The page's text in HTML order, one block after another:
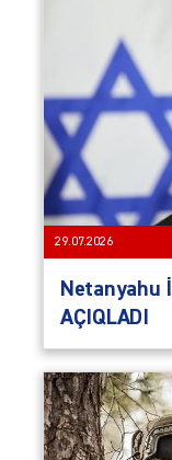
29.07.2026
Netanyahu
AÇIQLADI